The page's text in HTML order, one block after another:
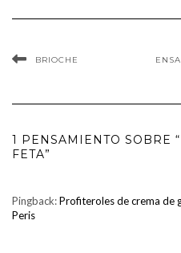
BRIOCHE
1 PENSAMIENTO SOBRE
FETA”
Pingback:Profiteroles de crema de
Peris